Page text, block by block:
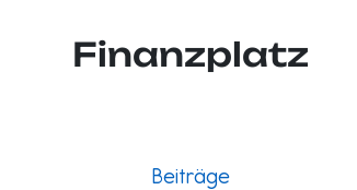
Finanzplatz
Beiträge